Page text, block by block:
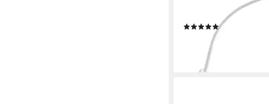
4 W LED,
Produktdatenblatt
(1)
21,90 €
lieferbar - in 3-4